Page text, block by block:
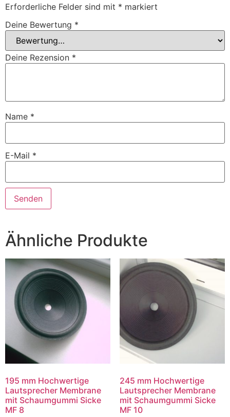
Erforderliche Felder sind mit * markiert
Deine Bewertung *
Deine Rezension *
Name *
E-Mail *
Ähnliche Produkte
195 mm Hochwertige
Lautsprecher Membrane
mit Schaumgummi Sicke
MF 8
245 mm Hochwertige
Lautsprecher Membrane
mit Schaumgummi Sicke
MF 10